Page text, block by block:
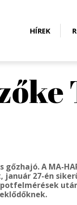
HÍREK
A MA-
27-én